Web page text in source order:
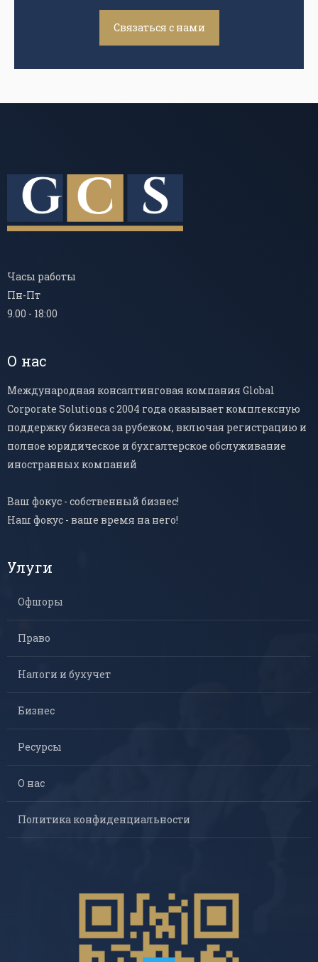
Связаться с нами
Часы работы
Пн-Пт
9.00 - 18:00
О нас
Международная консалтинговая компания Global
Corporate Solutions с 2004 года оказывает комплексную
поддержку бизнеса за рубежом, включая регистрацию и
полное юридическое и бухгалтерское обслуживание
иностранных компаний
Ваш фокус - собственный бизнес!
Наш фокус - ваше время на него!
Улуги
Офшоры
Право
Налоги и бухучет
Бизнес
Ресурсы
О нас
Политика конфиденциальности